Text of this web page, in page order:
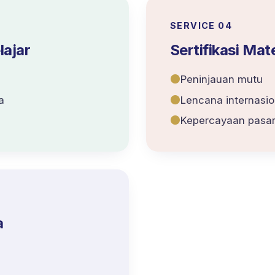
SERVICE 04
Sertifikasi
●Peninjauan mutu
●Lencana
●Kepercayaan pasar